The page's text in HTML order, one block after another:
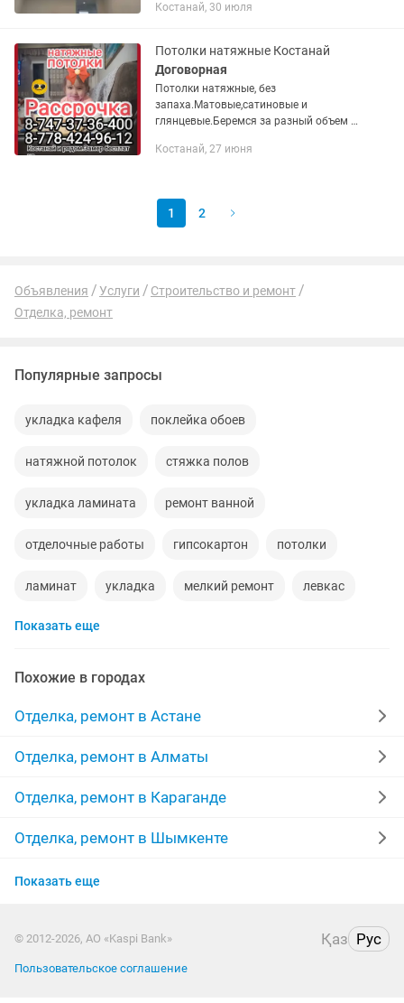
Костанай, 30 июля
Потолки натяжные Костанай
Договорная
Потолки натяжные, без
запаха.Матовые,сатиновые и
глянцевые.Беремся за разный объем и
и консультация.Выезжаем за городо, в
Костанай, 27 июня
1 2
Объявления Услуги
Строительство и ремонт
Отделка, ремонт
Популярные запросы
укладка кафеля поклейка обоев
натяжной потолок стяжка полов
укладка ламината ремонт ванной
отделочные работы гипсокартон потолки
ламинат укладка мелкий ремонт левкас
полы штукатурка стен
качественно ремонт домов
покраска стен монтаж
укладка плитки стяжка
декоративная штукатурка бригада строителей
выравнивание стен
Показать еще
Похожие в городах
Отделка, ремонт в Астане
Отделка, ремонт в Алматы
Отделка, ремонт в Караганде
Отделка, ремонт в Шымкенте
Отделка, ремонт в Усть-Каменогорске
Отделка, ремонт в Актау
Показать еще
© 2012-2026, АО «Kaspi Bank» Қаз Рус
Пользовательское соглашение